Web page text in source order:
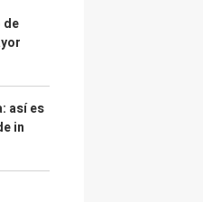
de
así es
in